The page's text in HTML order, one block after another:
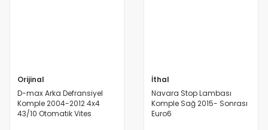
Orijinal
D-max Arka Defransiyel
Komple 2004-2012 4x4
43/10 Otomatik Vites
İthal
Navara Stop Lambası
Komple Sağ 2015- Sonrası
Euro6